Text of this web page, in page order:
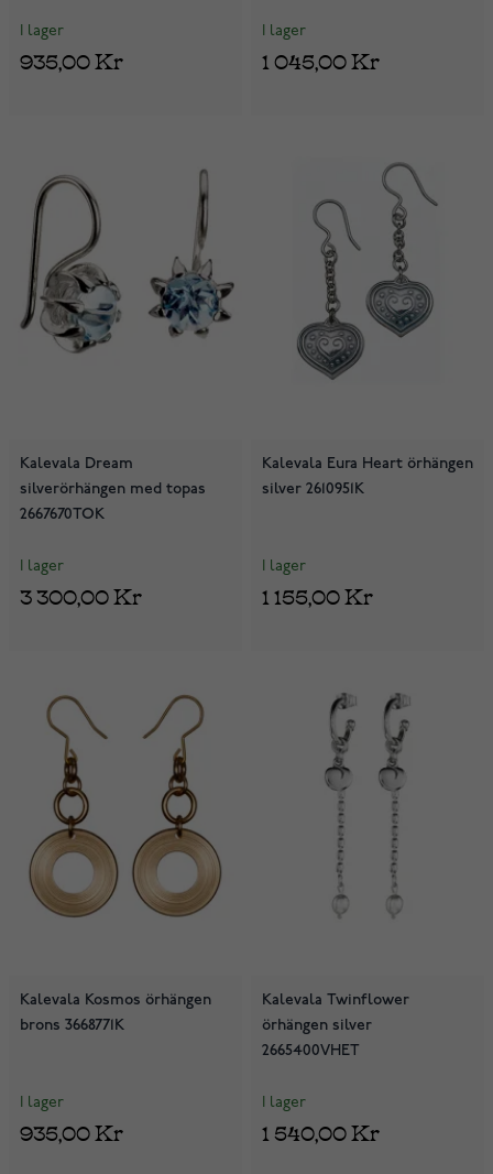
I lager
935,00 Kr
I lager
1 045,00 Kr
Kalevala Dream
silverörhängen med topas
2667670TOK
I lager
3 300,00 Kr
Kalevala Eura Heart örhängen
silver 2610951K
I lager
1 155,00 Kr
Kalevala Kosmos örhängen
brons 3668771K
I lager
935,00 Kr
Kalevala Twinflower
örhängen silver
2665400VHET
I lager
1 540,00 Kr